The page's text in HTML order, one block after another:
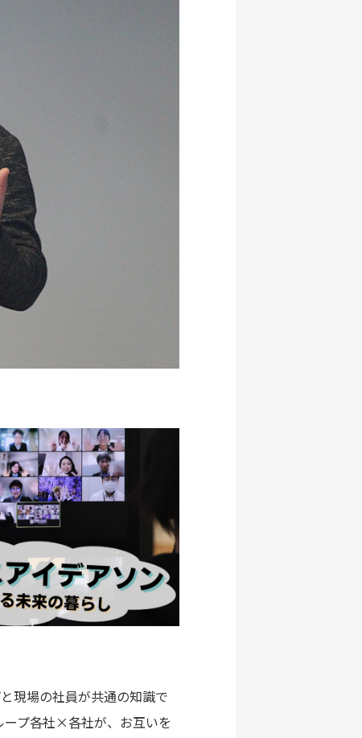
現場の社員が共通の知識で
ープ各社×各社が、お互いを